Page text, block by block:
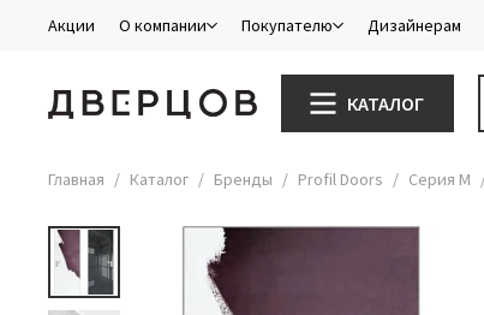
Акции О компании Покупателю Дизайнерам
КАТАЛОГ
Главная Каталог Бренды Profil Doors Серия M